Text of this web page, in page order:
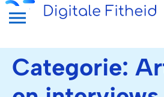
Categorie: